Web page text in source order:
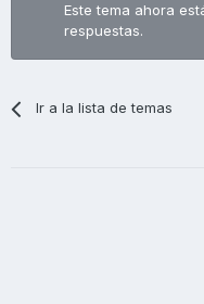
Este tema ahora
respuestas.
Ir a la lista de temas